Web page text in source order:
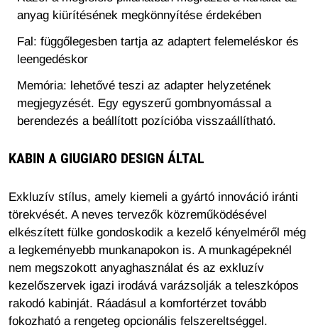
anyag kiürítésének megkönnyítése érdekében
Fal: függőlegesben tartja az adaptert felemeléskor és
leengedéskor
Memória: lehetővé teszi az adapter helyzetének
megjegyzését. Egy egyszerű gombnyomással a
berendezés a beállított pozícióba visszaállítható.
KABIN A GIUGIARO DESIGN ÁLTAL
Exkluzív stílus, amely kiemeli a gyártó innováció iránti
törekvését. A neves tervezők közreműködésével
elkészített fülke gondoskodik a kezelő kényelméről még
a legkeményebb munkanapokon is. A munkagépeknél
nem megszokott anyaghasználat és az exkluzív
kezelőszervek igazi irodává varázsolják a teleszkópos
rakodó kabinját. Ráadásul a komfortérzet tovább
fokozható a rengeteg opcionális felszereltséggel.